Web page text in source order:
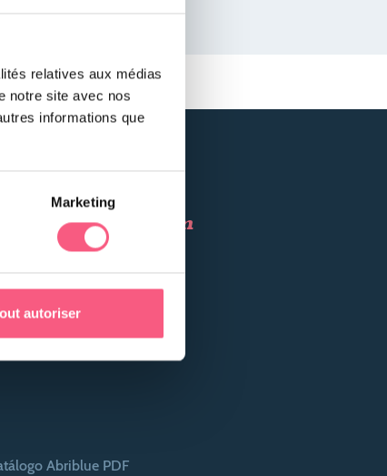
relatives aux médias
notre site avec nos
informations que
Marketing
autoriser
Encontrar um
revendedor
Abriblue PDF